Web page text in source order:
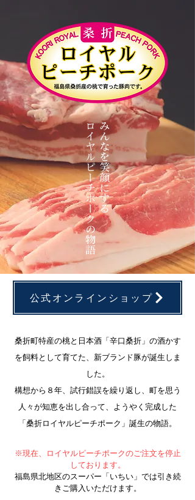
公式オンラインショップ
桑折町特産の桃と日本酒「辛口桑折」の酒かす
を飼料として育てた、新ブランド豚が誕生しま
した。
構想から８年、試行錯誤を繰り返し、町を思う
人々が知恵を出し合って、ようやく完成した
「桑折ロイヤルピーチポーク」誕生の物語。
※現在、ロイヤルピーチポークのご注文を停止
しております。
​福島県北地区のスーパー「いちい」では引き続
きご購入いただけます。